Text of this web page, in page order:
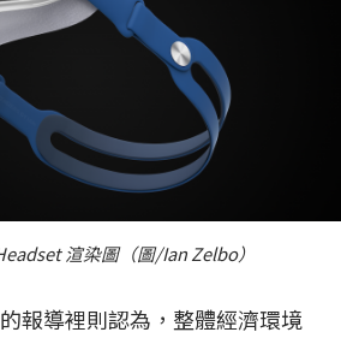
渲染圖（圖/Ian Zelbo）
報導裡則認為，整體經濟環境